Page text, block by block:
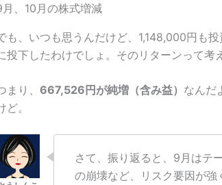
月、10月の株式増減
も、いつも思うんだけど、1,148,000円も
投下したわけでしょ。そのリターンって考
まり、 667,526円が純増（含み益） なんだ
ど。
さて、振り返ると、9月はテ
の崩壊など、リスク要因が